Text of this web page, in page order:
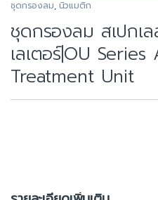
ชุดกรองลม, นิวแมติก
ชุดกรองลม สเปกเ
เลเตอร์|OU
Treatment Unit